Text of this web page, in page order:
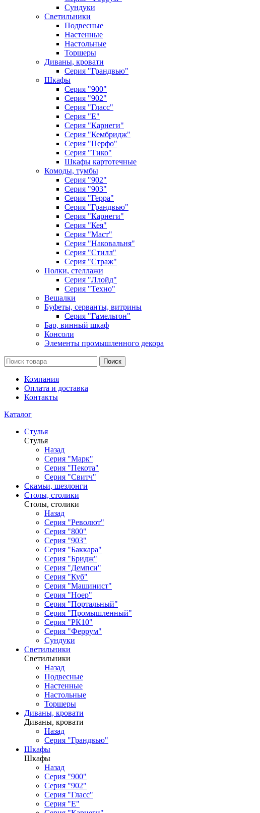
Сундуки
Светильники
Подвесные
Настенные
Настольные
Торшеры
Диваны, кровати
Серия "Грандвью"
Шкафы
Серия "900"
Серия "902"
Серия "Гласс"
Серия "Е"
Серия "Карнеги"
Серия "Кембридж"
Серия "Перфо"
Серия "Тико"
Шкафы картотечные
Комоды, тумбы
Серия "902"
Серия "903"
Серия "Герра"
Серия "Грандвью"
Серия "Карнеги"
Серия "Кея"
Серия "Маст"
Серия "Наковальня"
Серия "Стилл"
Серия "Страж"
Полки, стеллажи
Серия "Ллойд"
Серия "Техно"
Вешалки
Буфеты, серванты, витрины
Серия "Гамельтон"
Бар, винный шкаф
Консоли
Элементы промышленного декора
Поиск
Компания
Оплата и доставка
Контакты
Каталог
Стулья
Стулья
Назад
Серия "Марк"
Серия "Пекота"
Серия "Свитч"
Скамьи, шезлонги
Столы, столики
Столы, столики
Назад
Серия "Револют"
Серия "800"
Серия "903"
Серия "Баккара"
Серия "Бридж"
Серия "Демпси"
Серия "Куб"
Серия "Машинист"
Серия "Ноер"
Серия "Портальный"
Серия "Промышленный"
Серия "РК10"
Серия "Феррум"
Сундуки
Светильники
Светильники
Назад
Подвесные
Настенные
Настольные
Торшеры
Диваны, кровати
Диваны, кровати
Назад
Серия "Грандвью"
Шкафы
Шкафы
Назад
Серия "900"
Серия "902"
Серия "Гласс"
Серия "Е"